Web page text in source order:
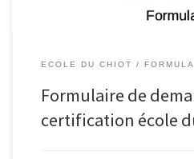
ECOLE DU CHIOT
Formulaire de
certification école